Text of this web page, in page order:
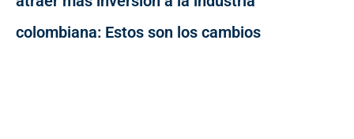
colombiana: Estos son los cambios